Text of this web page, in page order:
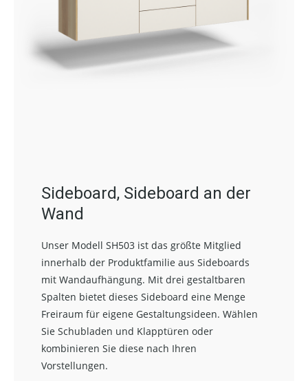
Sideboard, Sideboard an der
Wand
Unser Modell SH503 ist das größte Mitglied
innerhalb der Produktfamilie aus Sideboards
mit Wandaufhängung. Mit drei gestaltbaren
Spalten bietet dieses Sideboard eine Menge
Freiraum für eigene Gestaltungsideen. Wählen
Sie Schubladen und Klapptüren oder
kombinieren Sie diese nach Ihren
Vorstellungen.